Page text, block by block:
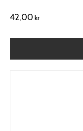
42,00 kr